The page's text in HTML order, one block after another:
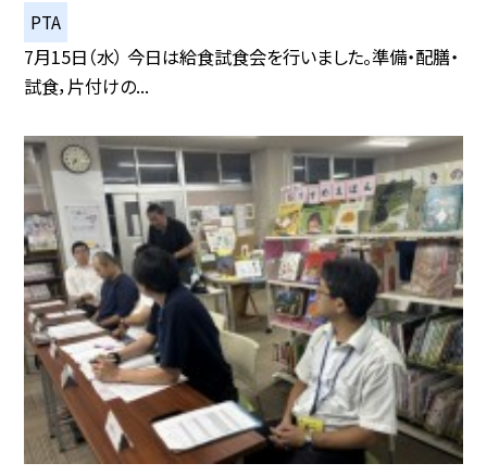
PTA
7月15日（水） 今日は給食試食会を行いました。準備・配膳・
試食，片付けの...